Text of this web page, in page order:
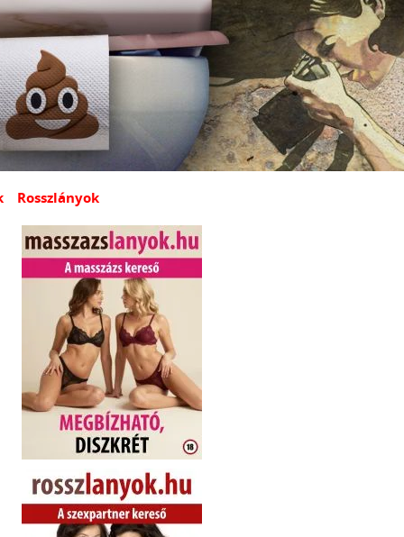
Rosszlányok